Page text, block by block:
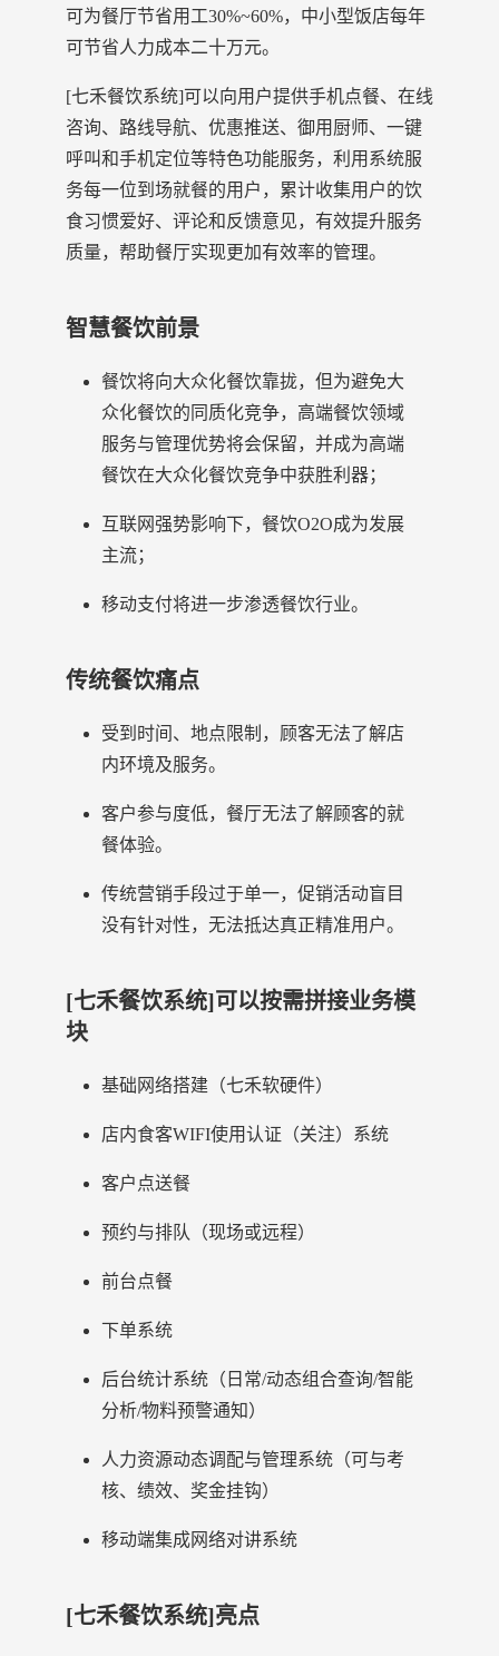
可为餐厅节省用工30%~60%，中小型饭店每年
可节省人力成本二十万元。
[七禾餐饮系统]可以向用户提供手机点餐、在线
咨询、路线导航、优惠推送、御用厨师、一键
呼叫和手机定位等特色功能服务，利用系统服
务每一位到场就餐的用户，累计收集用户的饮
食习惯爱好、评论和反馈意见，有效提升服务
质量，帮助餐厅实现更加有效率的管理。
智慧餐饮前景
餐饮将向大众化餐饮靠拢，但为避免大
众化餐饮的同质化竞争，高端餐饮领域
服务与管理优势将会保留，并成为高端
餐饮在大众化餐饮竞争中获胜利器；
互联网强势影响下，餐饮O2O成为发展
主流；
移动支付将进一步渗透餐饮行业。
传统餐饮痛点
受到时间、地点限制，顾客无法了解店
内环境及服务。
客户参与度低，餐厅无法了解顾客的就
餐体验。
传统营销手段过于单一，促销活动盲目
没有针对性，无法抵达真正精准用户。
[七禾餐饮系统]可以按需拼接业务模
块
基础网络搭建（七禾软硬件）
店内食客WIFI使用认证（关注）系统
客户点送餐
预约与排队（现场或远程）
前台点餐
下单系统
后台统计系统（日常/动态组合查询/智能
分析/物料预警通知）
人力资源动态调配与管理系统（可与考
核、绩效、奖金挂钩）
移动端集成网络对讲系统
[七禾餐饮系统]亮点